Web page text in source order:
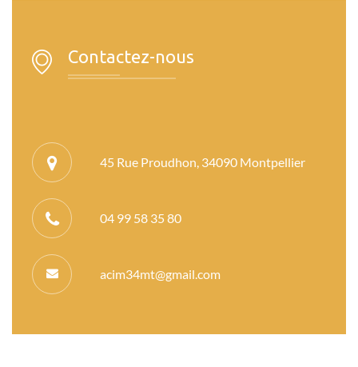
Contactez-nous
45 Rue Proudhon, 34090 Montpellier
04 99 58 35 80
acim34mt@gmail.com